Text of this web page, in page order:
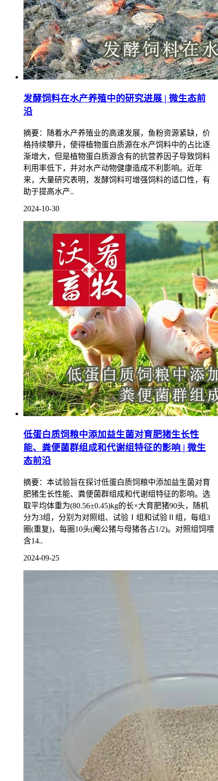
发酵饲料在水产养殖中的研究进展 | 微生态前
沿
摘要：随着水产养殖业的高速发展，鱼粉资源紧缺，价
格持续攀升，使得植物蛋白质源在水产饲料中的占比逐
渐增大，但是植物蛋白质源含有的抗营养因子导致饲料
利用率低下，并对水产动物健康造成不利影响。近年
来，大量研究表明，发酵饲料可增强饲料的适口性，有
助于提高水产..
2024-10-30
低蛋白质饲粮中添加益生菌对育肥猪生长性
能、粪便菌群组成和代谢组特征的影响 | 微生
态前沿
摘要：本试验旨在探讨低蛋白质饲粮中添加益生菌对育
肥猪生长性能、粪便菌群组成和代谢组特征的影响。选
取平均体重为(80.56±0.45)kg的长×大育肥猪90头，随机
分为3组，分别为对照组、试验Ⅰ组和试验Ⅱ组，每组3
圈(重复)，每圈10头(阉公猪与母猪各占1/2)。对照组饲喂
含14..
2024-09-25